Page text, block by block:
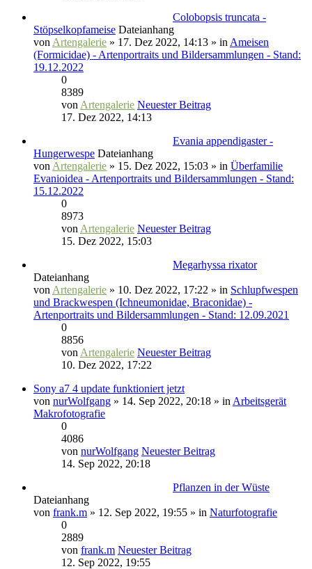
Colobopsis truncata -
Stöpselkopfameise Dateianhang
von Artengalerie » 17. Dez 2022, 14:13 » in Ameisen
(Formicidae) - Artenportraits und Bildersammlungen - Stand:
19.12.2022
0
8389
von Artengalerie Neuester Beitrag
17. Dez 2022, 14:13
Evania appendigaster -
Hungerwespe Dateianhang
von Artengalerie » 15. Dez 2022, 15:03 » in Überfamilie
Evanioidea - Artenportraits und Bildersammlungen - Stand:
15.12.2022
0
8973
von Artengalerie Neuester Beitrag
15. Dez 2022, 15:03
Megarhyssa rixator
Dateianhang
von Artengalerie » 10. Dez 2022, 17:22 » in Schlupfwespen
und Brackwespen (Ichneumonidae, Braconidae) -
Artenportraits und Bildersammlungen - Stand: 12.09.2021
0
8856
von Artengalerie Neuester Beitrag
10. Dez 2022, 17:22
Sony a7 4 update funktioniert jetzt
von nurWolfgang » 14. Sep 2022, 20:18 » in Arbeitsgerät
Makrofotografie
0
4086
von nurWolfgang Neuester Beitrag
14. Sep 2022, 20:18
Pflanzen in der Wüste
Dateianhang
von frank.m » 12. Sep 2022, 19:55 » in Naturfotografie
0
2889
von frank.m Neuester Beitrag
12. Sep 2022, 19:55